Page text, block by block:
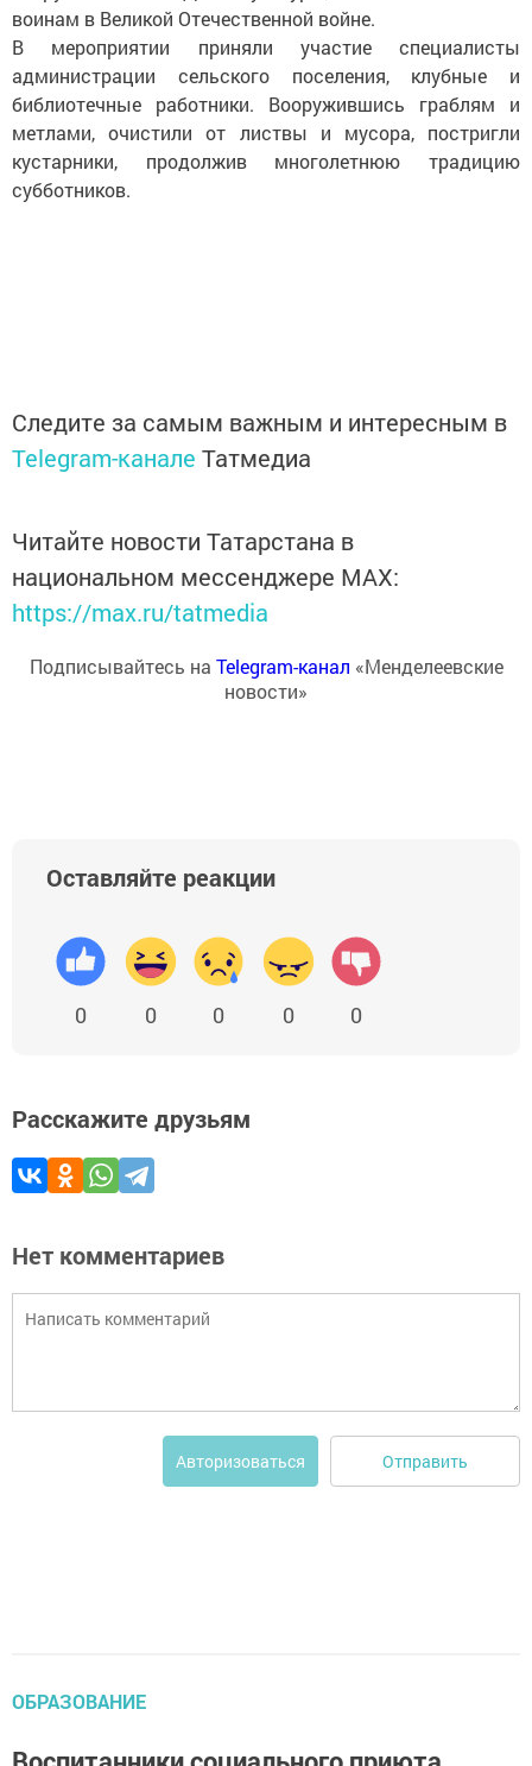
воинам в Великой Отечественной войне.
В мероприятии приняли участие специалисты
администрации сельского поселения, клубные и
библиотечные работники. Вооружившись граблям и
метлами, очистили от листвы и мусора, постригли
кустарники, продолжив многолетнюю традицию
субботников.
Следите за самым важным и интересным в
Telegram-канале Татмедиа
Читайте новости Татарстана в
национальном мессенджере MАХ:
https://max.ru/tatmedia
Подписывайтесь на Telegram-канал «Менделеевские
новости»
Оставляйте реакции
0 0 0 0 0
Расскажите друзьям
Нет комментариев
Авторизоваться Отправить
ОБРАЗОВАНИЕ